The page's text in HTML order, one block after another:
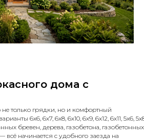
дома с
только грядки, но и комфортный
6х6, 6х7, 6х8, 6х10, 6x9, 6x12, 6х11,
бревен, дерева, газобетона,
начинается с удобного заезда на